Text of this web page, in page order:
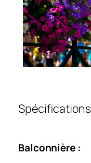
Spécifications
Balconnière :